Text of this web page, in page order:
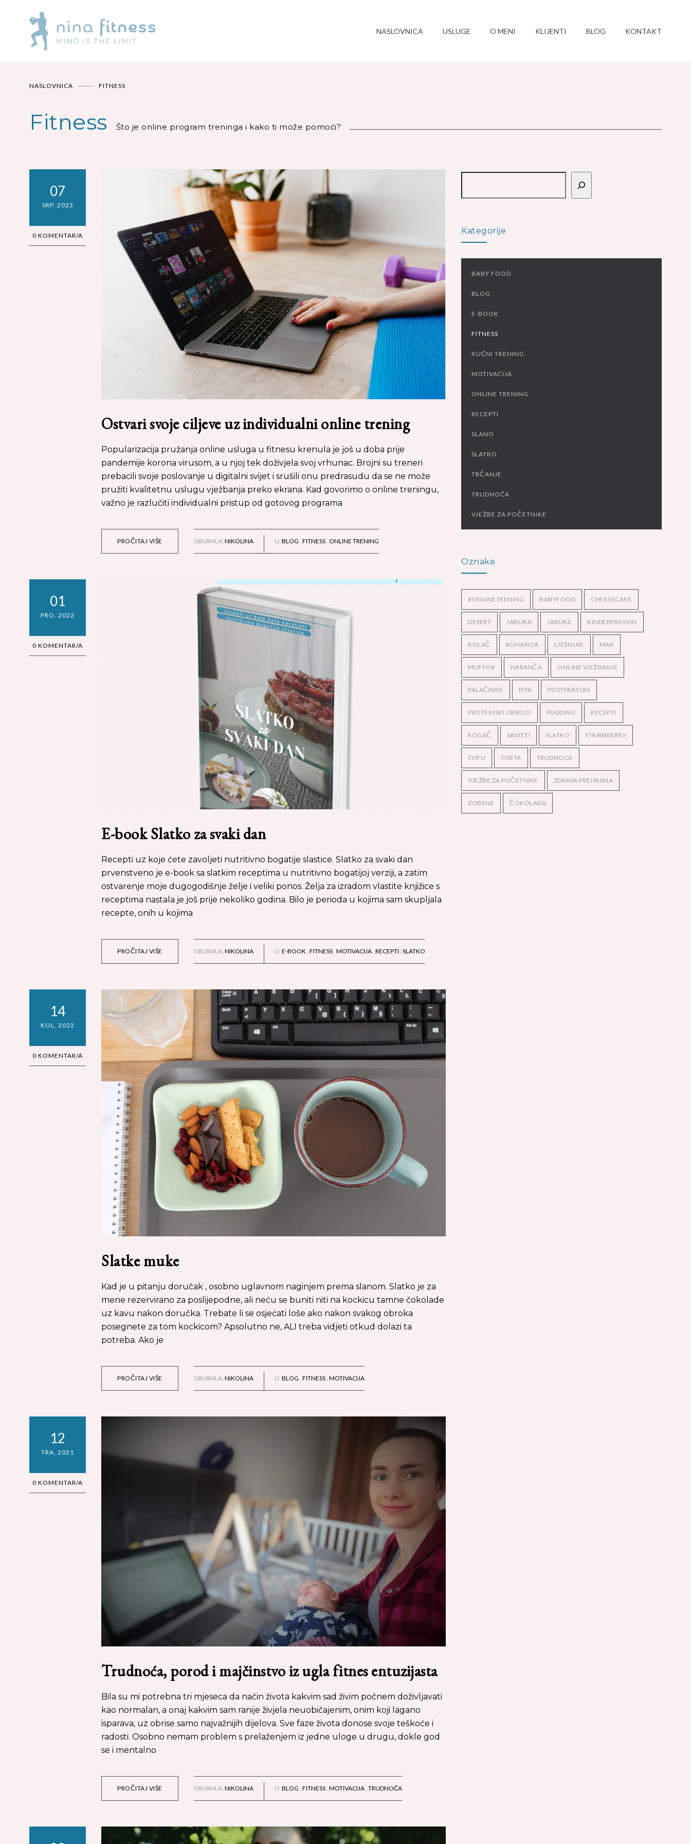
NASLOVNICA USLUGE O MENI KLIJENTI BLOG KONTAKT
NASLOVNICA FITNESS
Fitness Što je online program treninga i kako ti može pomoći?
07
SRP, 2023
0 KOMENTAR/A
Ostvari svoje ciljeve uz individualni online trening
Popularizacija pružanja online usluga u fitnesu krenula je još u doba prije
pandemije korona virusom, a u njoj tek doživjela svoj vrhunac. Brojni su treneri
prebacili svoje poslovanje u digitalni svijet i srušili onu predrasudu da se ne može
pružiti kvalitetnu uslugu vježbanja preko ekrana. Kad govorimo o online treningu,
važno je razlučiti individualni pristup od gotovog programa
PROČITAJ VIŠE OBJAVILA: NIKOLINA U: BLOG , FITNESS , ONLINE TRENING
01
PRO, 2022
0 KOMENTAR/A
E-book Slatko za svaki dan
Recepti uz koje ćete zavoljeti nutritivno bogatije slastice. Slatko za svaki dan
prvenstveno je e-book sa slatkim receptima u nutritivno bogatijoj verziji, a zatim
ostvarenje moje dugogodišnje želje i veliki ponos. Želja za izradom vlastite knjižice s
receptima nastala je još prije nekoliko godina. Bilo je perioda u kojima sam skupljala
recepte, onih u kojima
PROČITAJ VIŠE OBJAVILA: NIKOLINA U: E-BOOK , FITNESS , MOTIVACIJA , RECEPTI , SLATKO
14
KOL, 2022
0 KOMENTAR/A
Slatke muke
Kad je u pitanju doručak , osobno uglavnom naginjem prema slanom. Slatko je za
mene rezervirano za poslijepodne, ali neću se buniti niti na kockicu tamne čokolade
uz kavu nakon doručka. Trebate li se osjećati loše ako nakon svakog obroka
posegnete za tom kockicom? Apsolutno ne, ALI treba vidjeti otkud dolazi ta
potreba. Ako je
PROČITAJ VIŠE OBJAVILA: NIKOLINA U: BLOG , FITNESS , MOTIVACIJA
12
TRA, 2021
0 KOMENTAR/A
Trudnoća, porod i majčinstvo iz ugla fitnes entuzijasta
Bila su mi potrebna tri mjeseca da način života kakvim sad živim počnem doživljavati
kao normalan, a onaj kakvim sam ranije živjela neuobičajenim, onim koji lagano
isparava, uz obrise samo najvažnijih dijelova. Sve faze života donose svoje teškoće i
radosti. Osobno nemam problem s prelaženjem iz jedne uloge u drugu, dokle god
se i mentalno
PROČITAJ VIŠE OBJAVILA: NIKOLINA U: BLOG , FITNESS , MOTIVACIJA , TRUDNOĆA
Pretraga
Kategorije
BABY FOOD
BLOG
E-BOOK
FITNESS
KUĆNI TRENING
MOTIVACIJA
ONLINE TRENING
RECEPTI
SLANO
SLATKO
TRČANJE
TRUDNOĆA
VJEŽBE ZA POČETNIKE
Oznake
#ONLINETRENING BABYFOOD CHEESECAKE
DESERT JABUKA JABUKE KINDERPINGVIN
KOLAČ KUHARICA LJEŠNJAK MAK
MUFFINI NARANČA ONLINE VJEŽBANJE
PALAČINKE PITA POSTPARTUM
PROTEINSKI OBROCI PUDDING RECEPTI
ROGAČ SAVJETI SLATKO STRAWBERRY
TOFU TORTA TRUDNOCA
VJEŽBE ZA POČETNIKE ZDRAVA PREHRANA
ZOBENE ČOKOLADA